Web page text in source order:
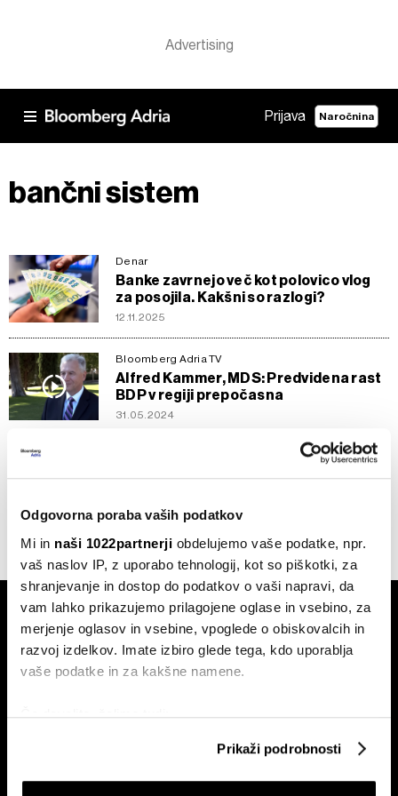
Odgovorna poraba vaših podatkov
Mi in naši 1022partnerji obdelujemo vaše podatke, npr.
vaš naslov IP, z uporabo tehnologij, kot so piškotki, za
shranjevanje in dostop do podatkov o vaši napravi, da
vam lahko prikazujemo prilagojene oglase in vsebino, za
merjenje oglasov in vsebine, vpoglede o obiskovalcih in
razvoj izdelkov. Imate izbiro glede tega, kdo uporablja
vaše podatke in za kakšne namene.
Če dovolite, želimo tudi:
Zbirati informacije o vaši geografski lokaciji, ki so
Identificirati napravo z aktivnim preverjanjem
Prikaži podrobnosti
Prijava Naročnina
bančni sistem
Denar
Banke zavrnejo več kot polovico vlog
za posojila. Kakšni so razlogi?
12.11.2025
Bloomberg Adria TV
Alfred Kammer, MDS: Predvidena rast
BDP v regiji prepočasna
31.05.2024
Viceguverner Primož Dolenc: Kje bodo
07.05.2024